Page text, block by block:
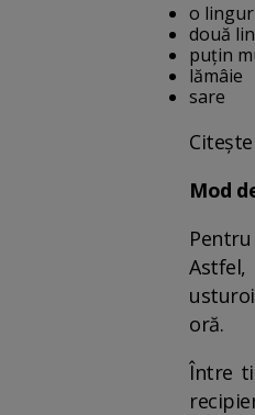
o
două
puțin
lămâie
sare
Citește
Mod
Astfel,
oră.
Între